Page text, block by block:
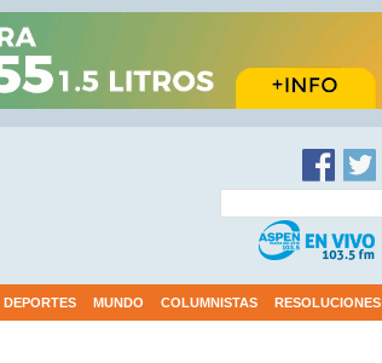
DEPORTES MUNDO COLUMNISTAS RESOLUCIONES